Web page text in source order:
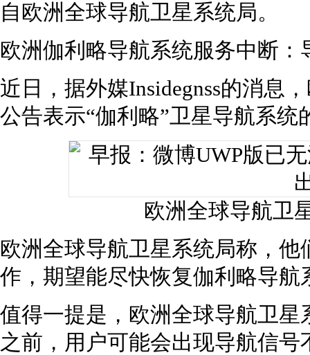
自欧洲全球导航卫星系统局。
欧洲伽利略导航系统服务中断：
近日，据外媒Insidegnss的消息
公告表示“伽利略”卫星导航系统
欧洲全球导航卫
欧洲全球导航卫星系统局称，
作，期望能尽快恢复伽利略导航
值得一提是，欧洲全球导航卫
之前，用户可能会出现导航信号